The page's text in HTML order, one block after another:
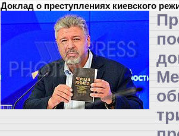
Доклад о преступлениях киевского